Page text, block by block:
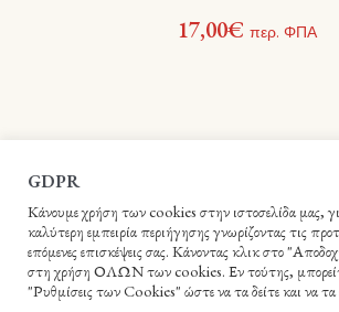
17,00€ περ. ΦΠΑ
GDPR
Κάνουμε χρήση των cookies στην ιστοσελίδα μας,
καλύτερη εμπειρία περιήγησης γνωρίζοντας τις
επόμενες επισκέψεις σας. Κάνοντας κλικ στο
στη χρήση ΟΛΩΝ των cookies. Εν τούτης, μπορείτε
"Ρυθμίσεις των Cookies" ώστε να τα δείτε και να τα